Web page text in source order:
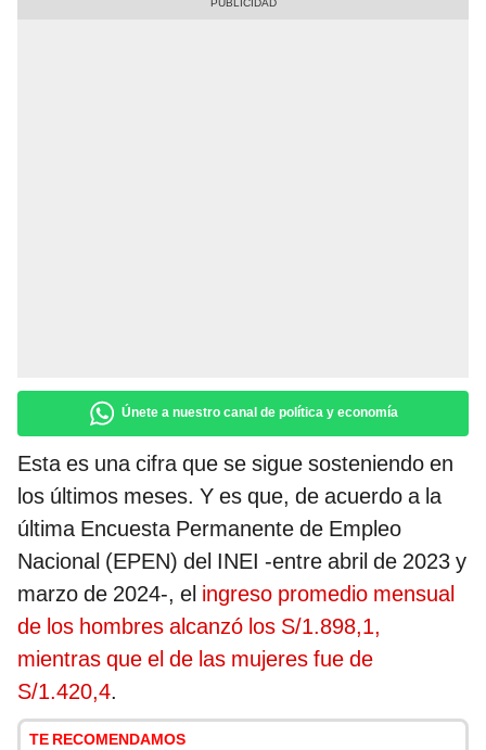
Únete a nuestro canal de política y economía
Esta es una cifra que se sigue sosteniendo en
los últimos meses. Y es que, de acuerdo a la
última Encuesta Permanente de Empleo
Nacional (EPEN) del INEI -entre abril de 2023 y
marzo de 2024-, el ingreso promedio mensual
de los hombres alcanzó los S/1.898,1,
mientras que el de las mujeres fue de
S/1.420,4.
TE RECOMENDAMOS